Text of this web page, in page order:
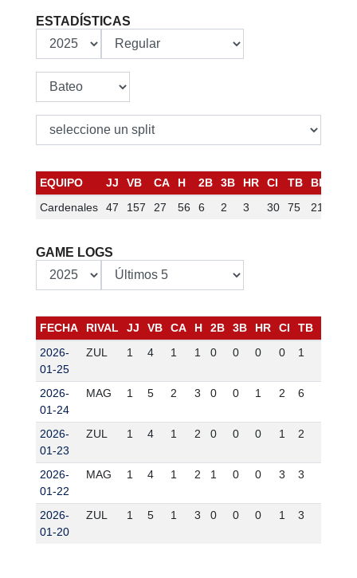
ESTADÍSTICAS
EQUIPO JJ VB CA H 2B 3B HR CI TB BB
Cardenales
47 157 27 56 6 2 3 30 75 21
GAME LOGS
FECHA RIVAL JJ VB CA H 2B 3B HR CI TB
2026-
01-25
ZUL 1 4 1 1 0 0 0 0 1
2026-
01-24
MAG 1 5 2 3 0 0 1 2 6
2026-
01-23
ZUL 1 4 1 2 0 0 0 1 2
2026-
01-22
MAG 1 4 1 2 1 0 0 3 3
2026-
01-20
ZUL 1 5 1 3 0 0 0 1 3